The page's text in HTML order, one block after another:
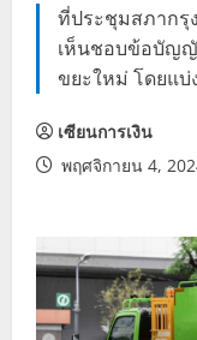
ที่ประชุมสภากรุ
เห็นชอบข้อบัญญั
ขยะใหม่ โดยแบ่
เซียนการเงิน
พฤศจิกายน 4,